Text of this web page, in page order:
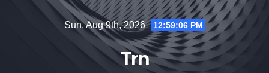
Sun. Aug 9th, 2026 12:59:07 PM
Trn